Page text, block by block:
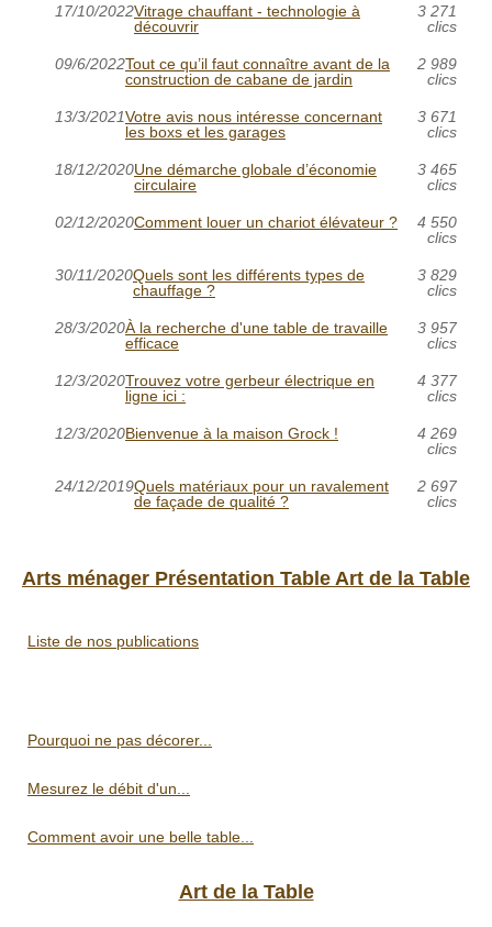
17/10/2022Vitrage chauffant - technologie à
découvrir
3 271
clics
09/6/2022Tout ce qu’il faut connaître avant de la
construction de cabane de jardin
2 989
clics
13/3/2021Votre avis nous intéresse concernant
les boxs et les garages
3 671
clics
18/12/2020Une démarche globale d’économie
circulaire
3 465
clics
02/12/2020Comment louer un chariot élévateur ?
4 550
clics
30/11/2020Quels sont les différents types de
chauffage ?
3 829
clics
28/3/2020À la recherche d'une table de travaille
efficace
3 957
clics
12/3/2020Trouvez votre gerbeur électrique en
ligne ici :
4 377
clics
12/3/2020Bienvenue à la maison Grock !
4 269
clics
24/12/2019Quels matériaux pour un ravalement
de façade de qualité ?
2 697
clics
Arts ménager Présentation Table Art de la Table
Liste de nos publications
Pourquoi ne pas décorer...
Mesurez le débit d'un...
Comment avoir une belle table...
Art de la Table